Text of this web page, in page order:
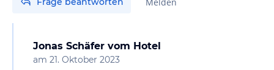
Jonas Schäfer vom Hotel
am 21. Oktober 2023